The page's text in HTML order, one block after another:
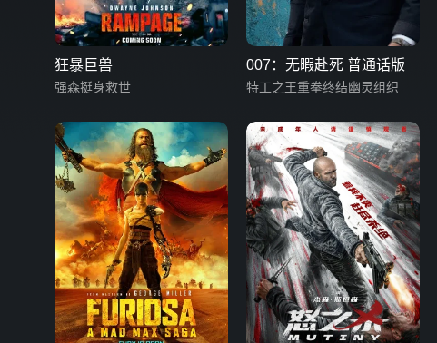
狂暴巨兽
强森挺身救世
007：无暇赴死 普通话版
特工之王重拳终结幽灵组织